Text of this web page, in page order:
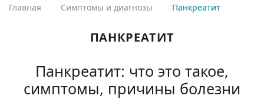
Главная Симптомы и диагнозы Панкреатит
ПАНКРЕАТИТ
Панкреатит: что это такое,
симптомы, причины болезни